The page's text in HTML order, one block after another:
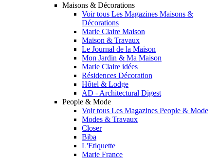
Maisons & Décorations
Voir tous Les Magazines Maisons &
Décorations
Marie Claire Maison
Maison & Travaux
Le Journal de la Maison
Mon Jardin & Ma Maison
Marie Claire idées
Résidences Décoration
Hôtel & Lodge
AD - Architectural Digest
People & Mode
Voir tous Les Magazines People & Mode
Modes & Travaux
Closer
Biba
L'Etiquette
Marie France